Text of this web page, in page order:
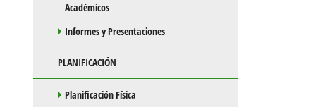
Académicos
Informes y Presentaciones
PLANIFICACIÓN
Planificación Física